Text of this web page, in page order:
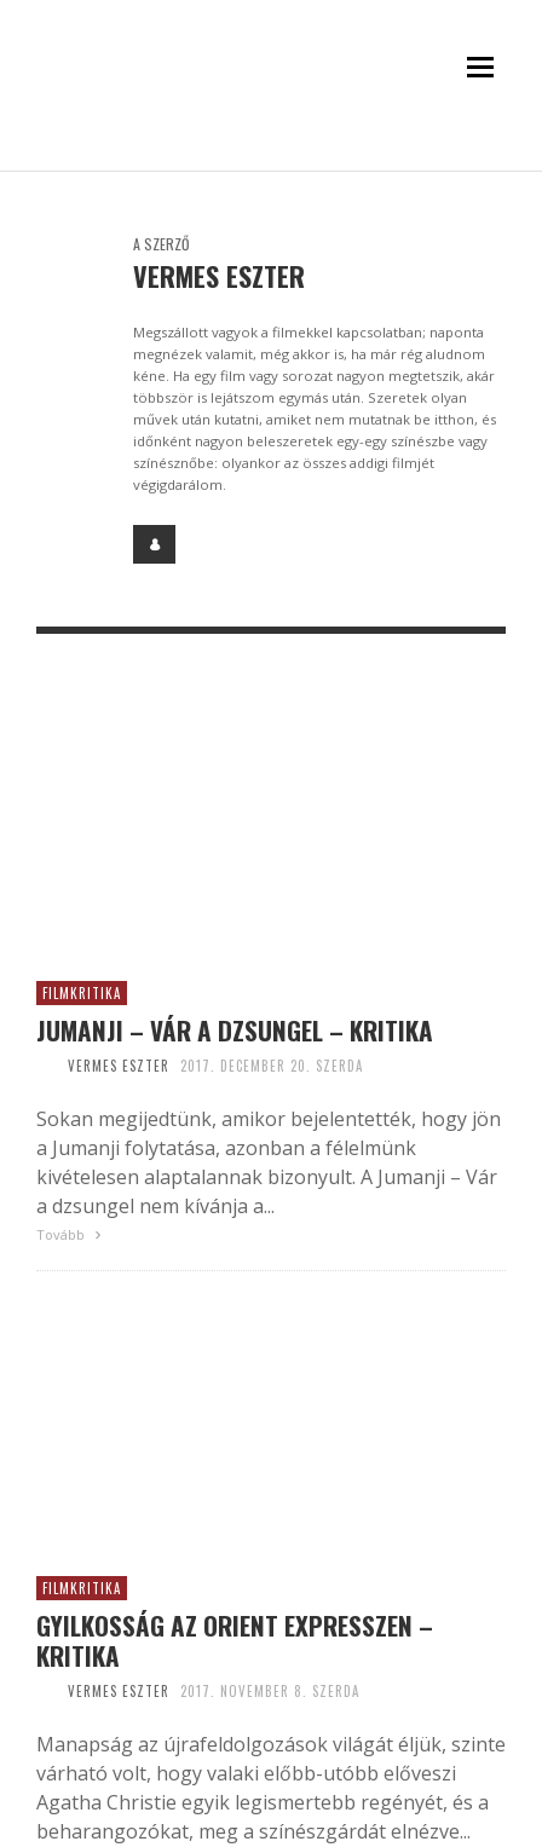
A SZERZŐ
VERMES ESZTER
Megszállott vagyok a filmekkel kapcsolatban; naponta
megnézek valamit, még akkor is, ha már rég aludnom
kéne. Ha egy film vagy sorozat nagyon megtetszik, akár
többször is lejátszom egymás után. Szeretek olyan
művek után kutatni, amiket nem mutatnak be itthon, és
időnként nagyon beleszeretek egy-egy színészbe vagy
színésznőbe: olyankor az összes addigi filmjét
végigdarálom.
FILMKRITIKA
JUMANJI – VÁR A DZSUNGEL – KRITIKA
VERMES ESZTER 2017. DECEMBER 20. SZERDA
Sokan megijedtünk, amikor bejelentették, hogy jön
a Jumanji folytatása, azonban a félelmünk
kivételesen alaptalannak bizonyult. A Jumanji – Vár
a dzsungel nem kívánja a...
Tovább
FILMKRITIKA
GYILKOSSÁG AZ ORIENT EXPRESSZEN –
KRITIKA
VERMES ESZTER 2017. NOVEMBER 8. SZERDA
Manapság az újrafeldolgozások világát éljük, szinte
várható volt, hogy valaki előbb-utóbb előveszi
Agatha Christie egyik legismertebb regényét, és a
beharangozókat, meg a színészgárdát elnézve...